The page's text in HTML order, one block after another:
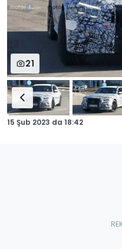
21
15 Şub 2023 da 18:42